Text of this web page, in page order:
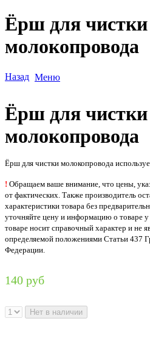
Ёрш для чистки
молокопровода
Назад Меню
Ёрш для чистки
молокопровода
Ёрш для чистки молокопровода
! Обращаем ваше внимание, что цены,
от фактических. Также производитель
характеристики товара без
уточняйте цену и информацию о товаре
товаре носит справочный характер и не
определяемой положениями Статьи 437
Федерации.
140 руб